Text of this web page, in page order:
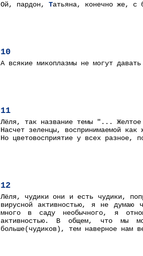
Ой, пардон, Татьяна, конечно же, с
10
А всякие микоплазмы не могут
11
Лёля, так название темы "...
Насчет зеленцы, воспринимаемой
Но цветовосприятие у всех разное,
12
Лёля, чудики они и есть чудики,
вирусной активностью, я не думаю
много в саду необычного, я
активностью. В общем, что мы
больше(чудиков), тем наверное нам